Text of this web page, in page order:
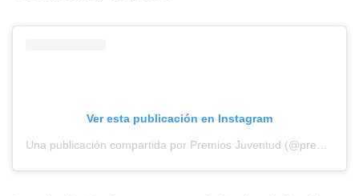
Ver esta publicación en Instagram